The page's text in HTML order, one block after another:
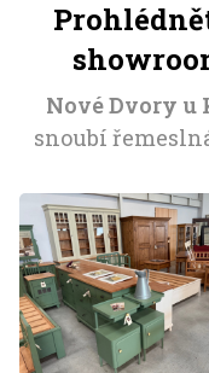
Nové Dvory u
snoubí